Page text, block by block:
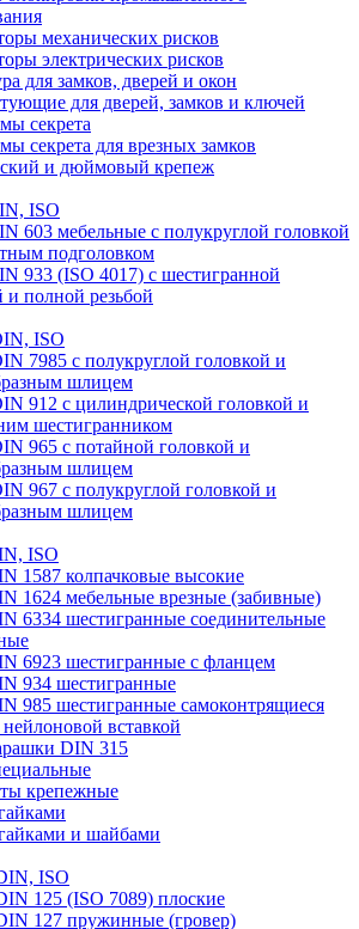
механических рисков
электрических рисков
для замков, дверей и окон
для дверей, замков и ключей
секрета
секрета для врезных замков
и дюймовый крепеж
ISO
603 мебельные с полукруглой головкой
подголовком
933 (ISO 4017) с шестигранной
и полной резьбой
ISO
7985 с полукруглой головкой и
шлицем
912 с цилиндрической головкой и
шестигранником
965 с потайной головкой и
шлицем
967 с полукруглой головкой и
шлицем
ISO
1587 колпачковые высокие
1624 мебельные врезные (забивные)
6334 шестигранные соединительные
6923 шестигранные с фланцем
934 шестигранные
985 шестигранные самоконтрящиеся
вставкой
DIN 315
крепежные
и шайбами
ISO
125 (ISO 7089) плоские
127 пружинные (гровер)